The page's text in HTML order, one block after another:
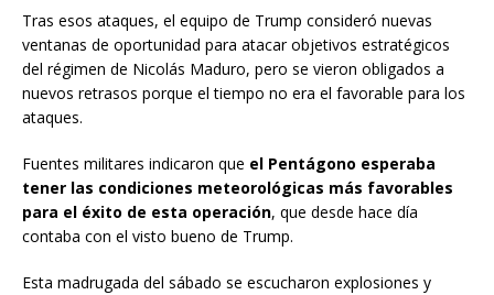
Tras esos ataques, el equipo de Trump consideró nuevas
ventanas de oportunidad para atacar objetivos estratégicos
del régimen de Nicolás Maduro, pero se vieron obligados a
nuevos retrasos porque el tiempo no era el favorable para los
ataques.
Fuentes militares indicaron que el Pentágono esperaba
tener las condiciones meteorológicas más favorables
para el éxito de esta operación, que desde hace día
contaba con el visto bueno de Trump.
Esta madrugada del sábado se escucharon explosiones y